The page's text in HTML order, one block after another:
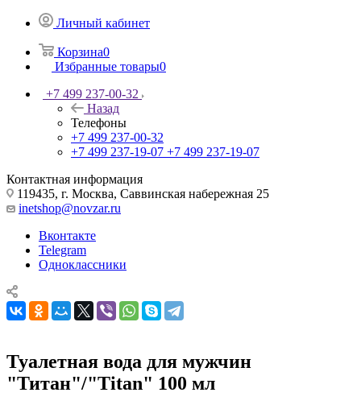
Личный кабинет
Корзина0
Избранные товары0
+7 499 237-00-32
Назад
Телефоны
+7 499 237-00-32
+7 499 237-19-07 +7 499 237-19-07
Контактная информация
119435, г. Москва, Саввинская набережная 25
inetshop@novzar.ru
Вконтакте
Telegram
Одноклассники
Туалетная вода для мужчин
"Титан"/"Titan" 100 мл